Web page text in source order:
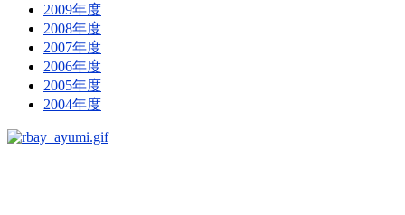
2009年度
2008年度
2007年度
2006年度
2005年度
2004年度